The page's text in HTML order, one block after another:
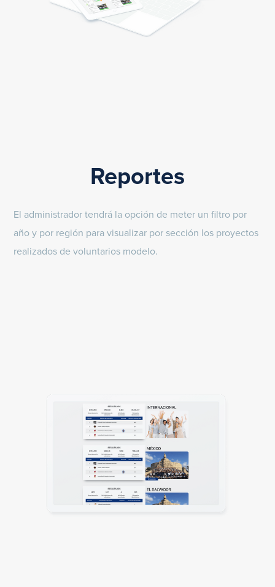
Reportes
El administrador tendrá la opción de meter un filtro por
año y por región para visualizar por sección los proyectos
realizados de voluntarios modelo.